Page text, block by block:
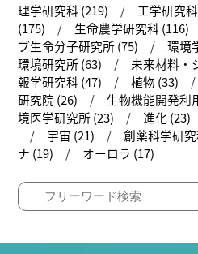
理学研究科 (219) 工学研究
(175)
生命農学研究科 (116)
ブ生命分子研究所 (75)
環境
環境研究所 (63)
未来材料・
報学研究科 (47)
植物 (33)
研究院 (26)
生物機能開発利
境医学研究所 (23)
進化 (23)
宇宙 (21)
創薬科学研
ナ (19)
オーロラ (17)